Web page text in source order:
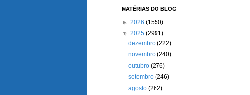
MATÉRIAS DO BLOG
► 2026 (1550)
▼ 2025 (2991)
dezembro(222)
novembro(240)
outubro(276)
setembro(246)
agosto(262)